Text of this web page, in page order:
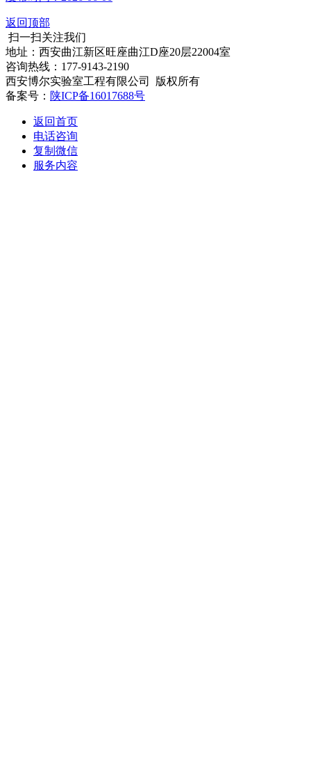
返回顶部
扫一扫关注我们
地址：西安曲江新区旺座曲江D座20层22004室
咨询热线：177-9143-2190
西安博尔实验室工程有限公司 版权所有
备案号： 陕ICP备16017688号
返回首页
电话咨询
复制微信
服务内容